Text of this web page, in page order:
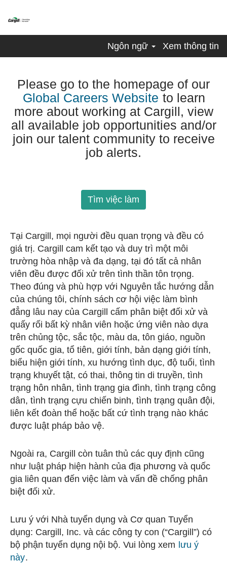
Ngôn ngữ Xem thông tin
Please go to the homepage of our
Global Careers Website to learn
more about working at Cargill, view
all available job opportunities and/or
join our talent community to receive
job alerts.
Tìm việc làm
Tại Cargill, mọi người đều quan trọng và đều có
giá trị. Cargill cam kết tạo và duy trì một môi
trường hòa nhập và đa dạng, tại đó tất cả nhân
viên đều được đối xử trên tình thần tôn trọng.
Theo đúng và phù hợp với Nguyên tắc hướng dẫn
của chúng tôi, chính sách cơ hội việc làm bình
đẳng lâu nay của Cargill cấm phân biệt đối xử và
quấy rối bất kỳ nhân viên hoặc ứng viên nào dựa
trên chủng tộc, sắc tộc, màu da, tôn giáo, nguồn
gốc quốc gia, tổ tiên, giới tính, bản dạng giới tính,
biểu hiện giới tính, xu hướng tình dục, độ tuổi, tình
trạng khuyết tật, có thai, thông tin di truyền, tình
trạng hôn nhân, tình trạng gia đình, tình trạng công
dân, tình trạng cựu chiến binh, tình trạng quân đội,
liên kết đoàn thể hoặc bất cứ tình trạng nào khác
được luật pháp bảo vệ.
Ngoài ra, Cargill còn tuân thủ các quy định cũng
như luật pháp hiện hành của địa phương và quốc
gia liên quan đến việc làm và vấn đề chống phân
biệt đối xử.
Lưu ý với Nhà tuyển dụng và Cơ quan Tuyển
dụng: Cargill, Inc. và các công ty con (“Cargill”) có
bộ phận tuyển dụng nội bộ. Vui lòng xem lưu ý
này.